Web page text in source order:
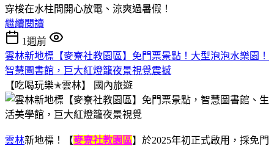
穿梭在水柱間開心放電、涼爽過暑假！
繼續閱讀
1週前
雲林新地標【麥寮社教園區】免門票景點！大型泡泡水樂園！
智慧圖書館，巨大紅燈籠夜景視覺震撼
【吃喝玩樂✭雲林】
國內旅遊
雲林新地標！【麥寮社教園區】於2025年初正式啟用，採免門